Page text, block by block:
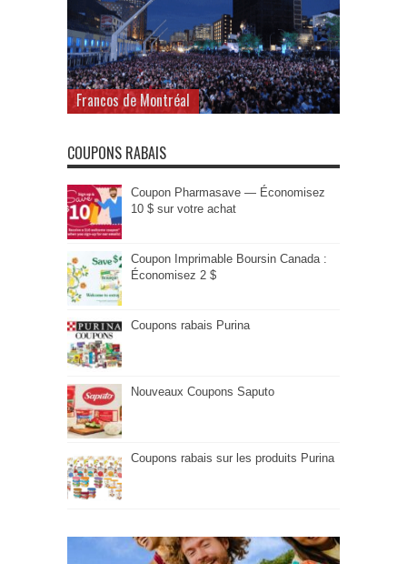
Francos de Montréal
COUPONS RABAIS
Coupon Pharmasave — Économisez
10 $ sur votre achat
Coupon Imprimable Boursin Canada :
Économisez 2 $
Coupons rabais Purina
Nouveaux Coupons Saputo
Coupons rabais sur les produits Purina